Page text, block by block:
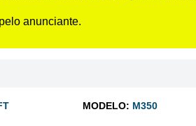
anunciante.
MODELO: M350